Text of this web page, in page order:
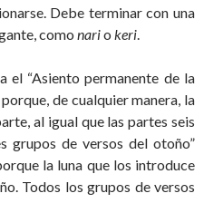
Debe terminar con una
como nario keri.
el “Asiento permanente de la
de cualquier manera, la
al igual que las partes seis
grupos de versos del otoño”
la luna que los introduce
Todos los grupos de versos